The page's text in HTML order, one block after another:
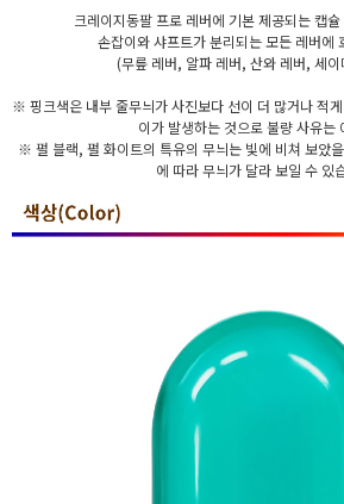
크레이지동팔 프로 레버에 기본 제공되는 캡
손잡이와 샤프트가 분리되는 모든 레버에
(무릎 레버, 알파 레버, 산와 레버, 세이
※ 핑크색은 내부 줄무늬가 사진보다 선이 더 많거나 적
이가 발생하는 것으로 불량 사유는
※ 펄 블랙, 펄 화이트의 특유의 무늬는 빛에 비쳐 보았
에 따라 무늬가 달라 보일 수 있